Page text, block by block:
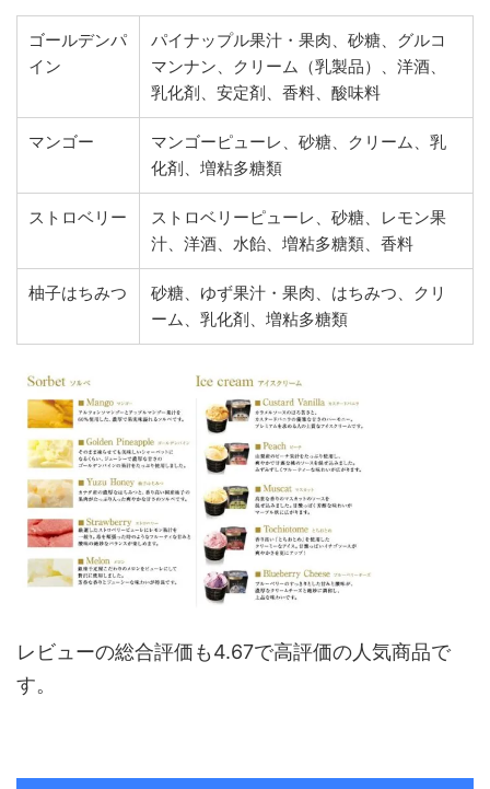
ゴールデンパ
イン
パイナップル果汁・果肉、砂糖、 グルコ
マンナン、クリーム（乳製品）、洋酒、
乳化剤、安定剤、 香料、酸味料
マンゴー
マンゴーピューレ、砂糖、クリーム、乳
化剤、増粘多糖類
ストロベリー
ストロベリーピューレ、砂糖、レモン果
汁、 洋酒、水飴、増粘多糖類、香料
柚子はちみつ
砂糖、ゆず果汁・果肉、はちみつ、クリ
ーム、 乳化剤、増粘多糖類
レビューの総合評価も4.67で高評価の人気商品で
す。